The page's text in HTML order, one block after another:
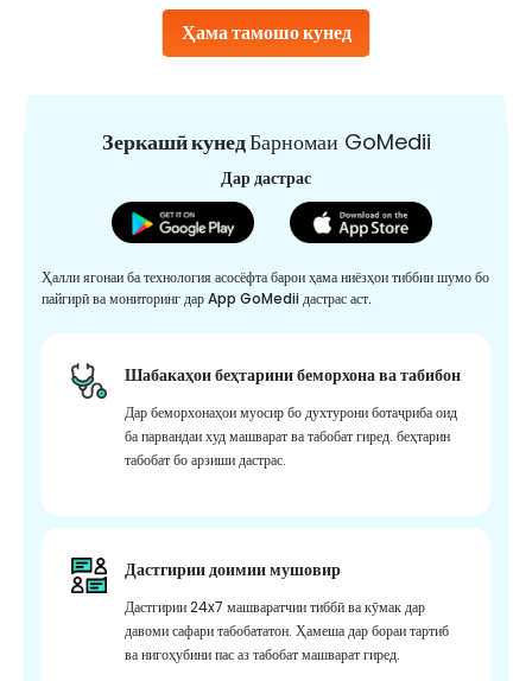
Ҳама тамошо кунед
Зеркашӣ кунедБарномаи GoMedii
Дар дастрас
Ҳалли ягонаи ба технология асосёфта барои ҳама ниёзҳои тиббии шумо бо
пайгирӣ ва мониторинг дар App GoMedii дастрас аст.
Шабакаҳои беҳтарини беморхона ва табибон
Дар беморхонаҳои муосир бо духтурони ботаҷриба оид
ба парвандаи худ машварат ва табобат гиред. беҳтарин
табобат бо арзиши дастрас.
Дастгирии доимии мушовир
Дастгирии 24x7 машваратчии тиббӣ ва кӯмак дар
давоми сафари табобататон. Ҳамеша дар бораи тартиб
ва нигоҳубини пас аз табобат машварат гиред.